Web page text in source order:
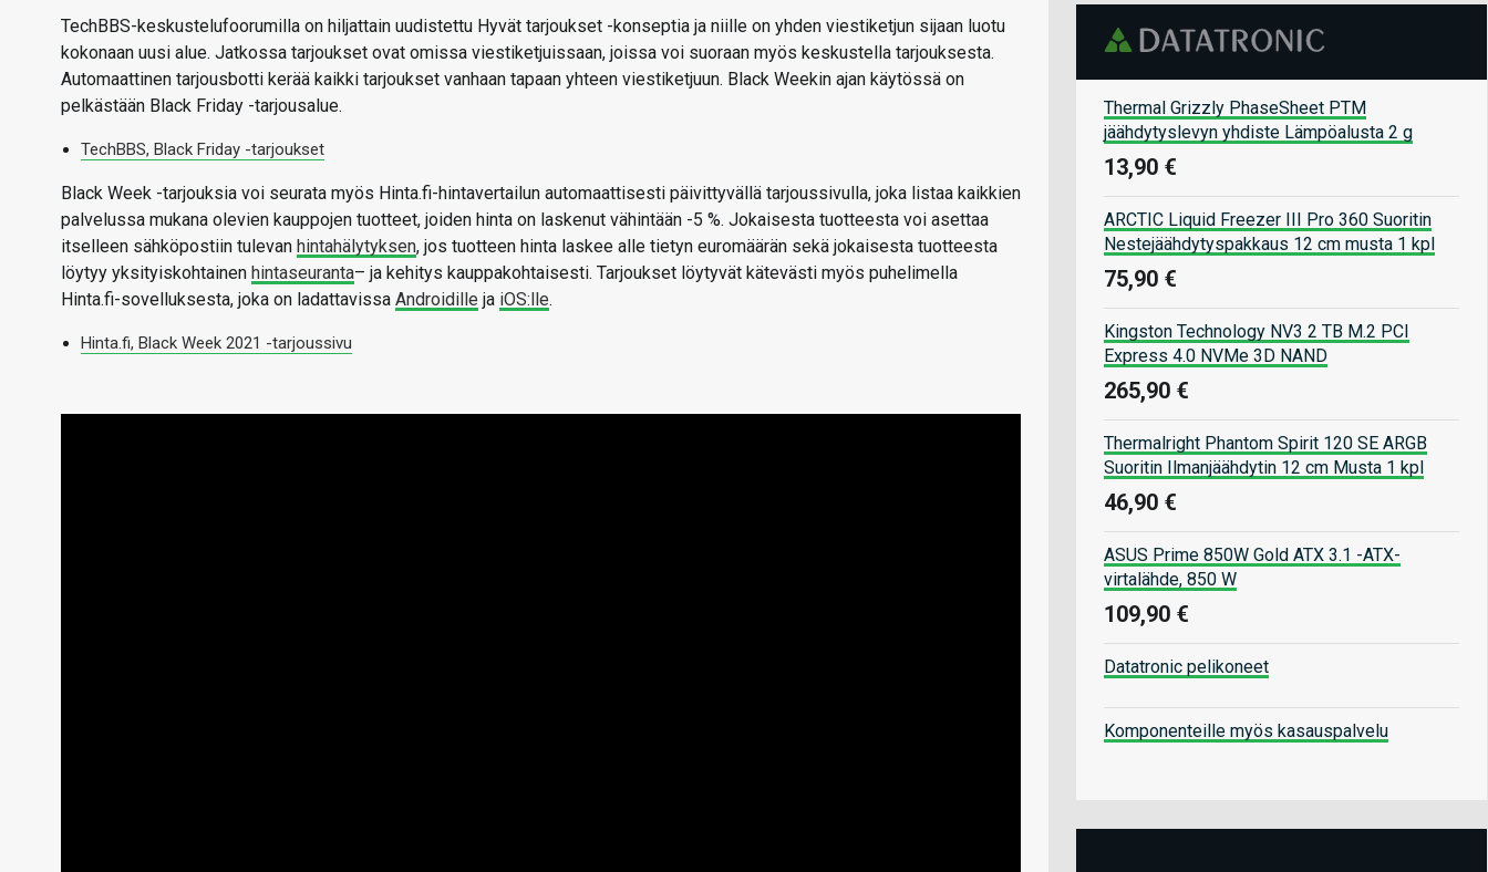
TechBBS-keskustelufoorumilla on hiljattain uudistettu Hyvät tarjoukset -konseptia ja niille on yhden viestiketjun sijaan luotu
kokonaan uusi alue. Jatkossa tarjoukset ovat omissa viestiketjuissaan, joissa voi suoraan myös keskustella tarjouksesta.
Automaattinen tarjousbotti kerää kaikki tarjoukset vanhaan tapaan yhteen viestiketjuun. Black Weekin ajan käytössä on
pelkästään Black Friday -tarjousalue.
TechBBS, Black Friday -tarjoukset
Black Week -tarjouksia voi seurata myös Hinta.fi-hintavertailun automaattisesti päivittyvällä tarjoussivulla, joka listaa kaikkien
palvelussa mukana olevien kauppojen tuotteet, joiden hinta on laskenut vähintään -5 %. Jokaisesta tuotteesta voi asettaa
itselleen sähköpostiin tulevan hintahälytyksen, jos tuotteen hinta laskee alle tietyn euromäärän sekä jokaisesta tuotteesta
löytyy yksityiskohtainen hintaseuranta– ja kehitys kauppakohtaisesti. Tarjoukset löytyvät kätevästi myös puhelimella
Hinta.fi-sovelluksesta, joka on ladattavissa Androidille ja iOS:lle.
Hinta.fi, Black Week 2021 -tarjoussivu
Thermal Grizzly PhaseSheet PTM
jäähdytyslevyn yhdiste Lämpöalusta 2 g
13,90 €
ARCTIC Liquid Freezer III Pro 360 Suoritin
Nestejäähdytyspakkaus 12 cm musta 1 kpl
75,90 €
Kingston Technology NV3 2 TB M.2 PCI
Express 4.0 NVMe 3D NAND
265,90 €
Thermalright Phantom Spirit 120 SE ARGB
Suoritin Ilmanjäähdytin 12 cm Musta 1 kpl
46,90 €
ASUS Prime 850W Gold ATX 3.1 -ATX-
virtalähde, 850 W
109,90 €
Datatronic pelikoneet
Komponenteille myös kasauspalvelu